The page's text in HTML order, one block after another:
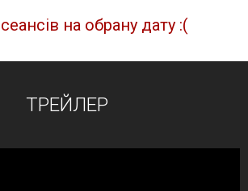
на обрану дату :(
ТРЕЙЛЕР